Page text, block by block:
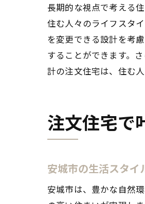
長期的な視点で考える
住む人々のライフスタ
を変更できる設計を考
することができます。
計の注文住宅は、住む
注文住宅で
安城市の生活スタ
安城市は、豊かな自然